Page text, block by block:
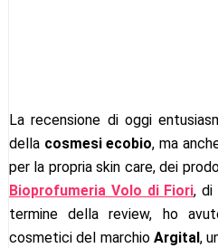
La recensione di oggi
della cosmesi ecobio, ma
per la propria skin care, dei
Bioprofumeria Volo di Fiori, di
termine della review, ho
cosmetici del marchio Argital ,